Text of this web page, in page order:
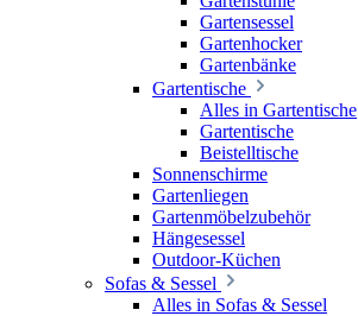
Gartensessel
Gartenhocker
Gartenbänke
Gartentische
Alles in Gartentische
Gartentische
Beistelltische
Sonnenschirme
Gartenliegen
Gartenmöbelzubehör
Hängesessel
Outdoor-Küchen
Sofas & Sessel
Alles in Sofas & Sessel